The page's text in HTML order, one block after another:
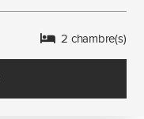
2 chambre(s)